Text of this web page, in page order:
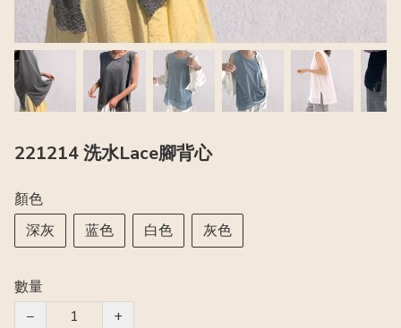
221214 洗水Lace腳背心
顏色
深灰
蓝色 白色 灰色
數量
−
+